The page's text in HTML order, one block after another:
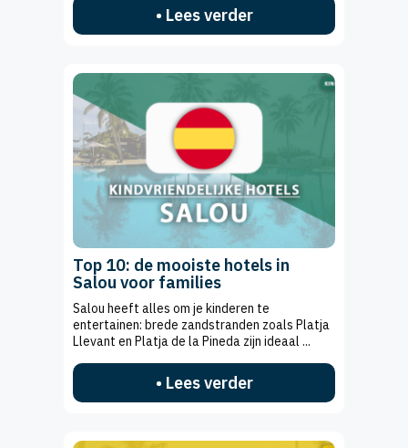
• Lees verder
Top 10: de mooiste hotels in
Salou voor families
Salou heeft alles om je kinderen te
entertainen: brede zandstranden zoals Platja
Llevant en Platja de la Pineda zijn ideaal ...
• Lees verder